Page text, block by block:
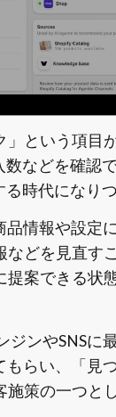
という項目
などを確認
時代になり
情報や設定
どを見直す
提案できる状
ジンやSNSに
らい、「見
策の一つと